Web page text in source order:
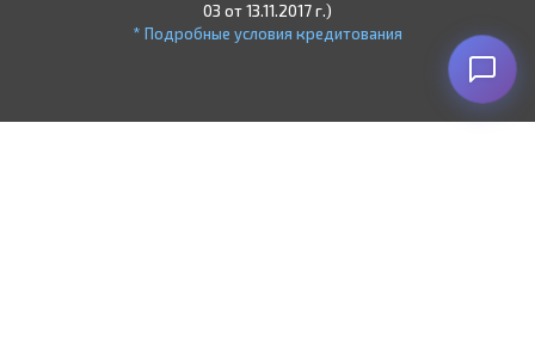
03 от 13.11.2017 г.)
* Подробные условия кредитования